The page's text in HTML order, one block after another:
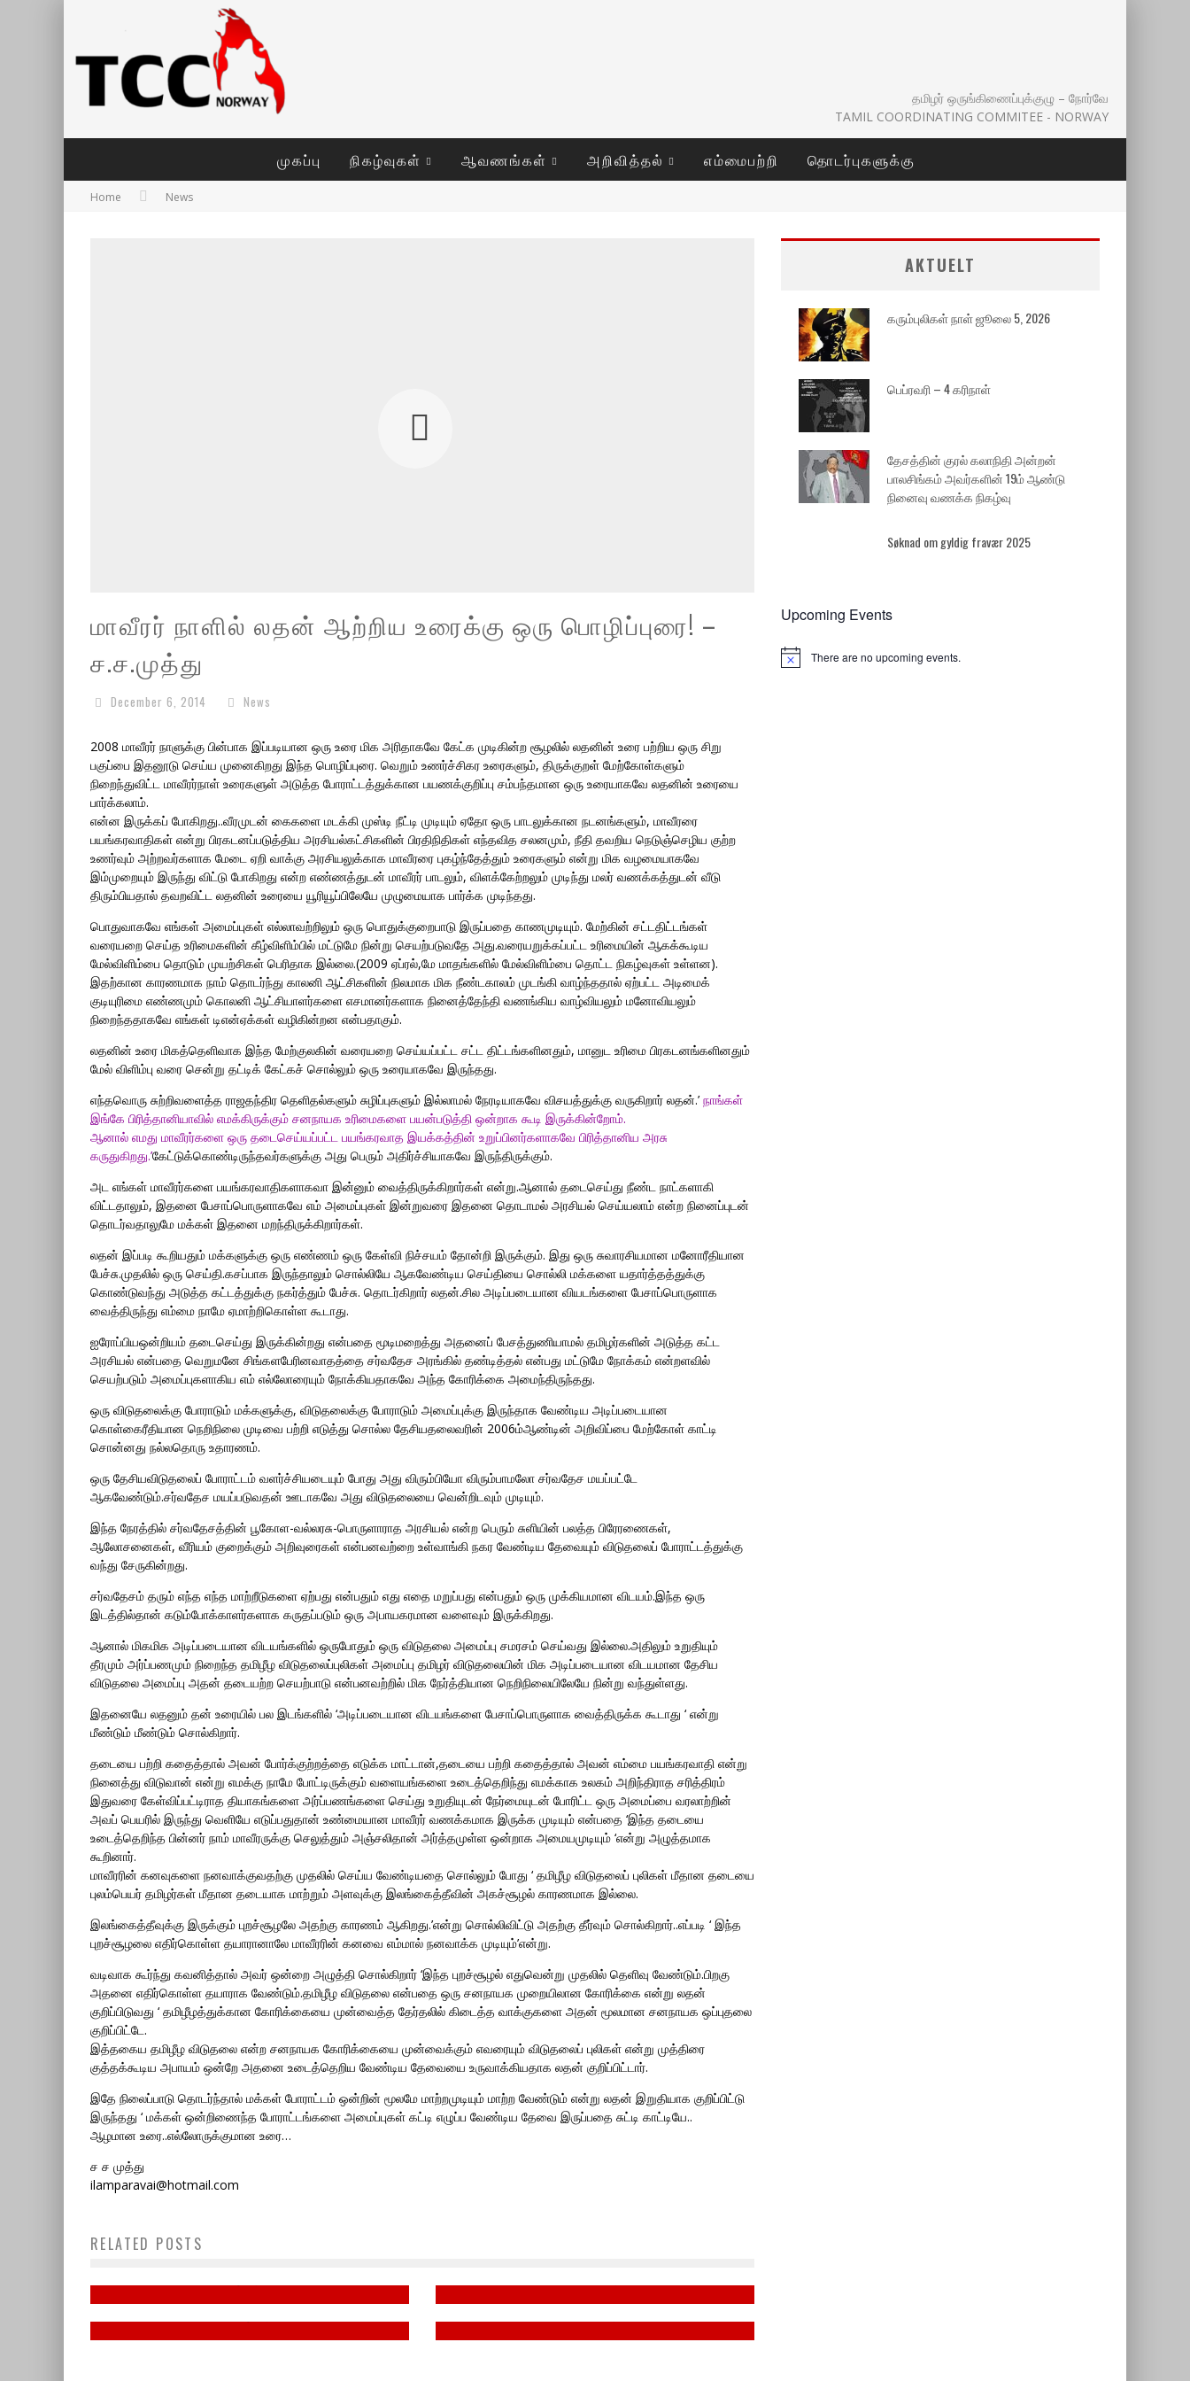
தமிழர் ஒருங்கிணைப்புக்குழு – நோர்வே
TAMIL COORDINATING COMMITEE - NORWAY
முகப்பு நிகழ்வுகள் ஆவணங்கள் அறிவித்தல் எம்மைபற்றி தொடர்புகளுக்கு
Home News
மாவீரர் நாளில் லதன் ஆற்றிய உரைக்கு ஒரு பொழிப்புரை! –
ச.ச.முத்து
December 6, 2014 News
2008 மாவீரர் நாளுக்கு பின்பாக இப்படியான ஒரு உரை மிக அரிதாகவே கேட்க முடிகின்ற சூழலில் லதனின் உரை பற்றிய ஒரு சிறு
பகுப்பை இதனூடு செய்ய முனைகிறது இந்த பொழிப்புரை. வெறும் உணர்ச்சிகர உரைகளும், திருக்குறள் மேற்கோள்களும்
நிறைந்துவிட்ட மாவீரர்நாள் உரைகளுள் அடுத்த போராட்டத்துக்கான பயணக்குறிப்பு சம்பந்தமான ஒரு உரையாகவே லதனின் உரையை
பார்க்கலாம்.
என்ன இருக்கப் போகிறது..வீரமுடன் கைகளை மடக்கி முஸ்டி நீட்டி முடியும் ஏதோ ஒரு பாடலுக்கான நடனங்களும், மாவீரரை
பயங்கரவாதிகள் என்று பிரகடனப்படுத்திய அரசியல்கட்சிகளின் பிரதிநிதிகள் எந்தவித சலனமும், நீதி தவறிய நெடுஞ்செழிய குற்ற
உணர்வும் அற்றவர்களாக மேடை ஏறி வாக்கு அரசியலுக்காக மாவீரரை புகழ்ந்தேத்தும் உரைகளும் என்று மிக வழமையாகவே
இம்முறையும் இருந்து விட்டு போகிறது என்ற எண்ணத்துடன் மாவீரர் பாடலும், விளக்கேற்றலும் முடிந்து மலர் வணக்கத்துடன் வீடு
திரும்பியதால் தவறவிட்ட லதனின் உரையை யூரியூப்பிலேயே முழுமையாக பார்க்க முடிந்தது.
பொதுவாகவே எங்கள் அமைப்புகள் எல்லாவற்றிலும் ஒரு பொதுக்குறைபாடு இருப்பதை காணமுடியும். மேற்கின் சட்டதிட்டங்கள்
வரையறை செய்த உரிமைகளின் கீழ்விளிம்பில் மட்டுமே நின்று செயற்படுவதே அது.வரையறுக்கப்பட்ட உரிமையின் ஆகக்கூடிய
மேல்விளிம்பை தொடும் முயற்சிகள் பெரிதாக இல்லை.(2009 ஏப்ரல்,மே மாதங்களில் மேல்விளிம்பை தொட்ட நிகழ்வுகள் உள்ளன).
இதற்கான காரணமாக நாம் தொடர்ந்து காலனி ஆட்சிகளின் நிலமாக மிக நீண்டகாலம் முடங்கி வாழ்ந்ததால் ஏற்பட்ட அடிமைக்
குடியுரிமை எண்ணமும் கொலனி ஆட்சியாளர்களை எசமானர்களாக நினைத்தேந்தி வணங்கிய வாழ்வியலும் மனோவியலும்
நிறைந்ததாகவே எங்கள் டிஎன்ஏக்கள் வழிகின்றன என்பதாகும்.
லதனின் உரை மிகத்தெளிவாக இந்த மேற்குலகின் வரையறை செய்யப்பட்ட சட்ட திட்டங்களினதும், மானுட உரிமை பிரகடனங்களினதும்
மேல் விளிம்பு வரை சென்று தட்டிக் கேட்கச் சொல்லும் ஒரு உரையாகவே இருந்தது.
எந்தவொரு சுற்றிவளைத்த ராஜதந்திர தெளிதல்களும் சுழிப்புகளும் இல்லாமல் நேரடியாகவே விசயத்துக்கு வருகிறார் லதன்.’ நாங்கள்
இங்கே பிரித்தானியாவில் எமக்கிருக்கும் சனநாயக உரிமைகளை பயன்படுத்தி ஒன்றாக கூடி இருக்கின்றோம்.
ஆனால் எமது மாவீரர்களை ஒரு தடைசெய்யப்பட்ட பயங்கரவாத இயக்கத்தின் உறுப்பினர்களாகவே பிரித்தானிய அரசு
கருதுகிறது.’கேட்டுக்கொண்டிருந்தவர்களுக்கு அது பெரும் அதிர்ச்சியாகவே இருந்திருக்கும்.
அட எங்கள் மாவீரர்களை பயங்கரவாதிகளாகவா இன்னும் வைத்திருக்கிறார்கள் என்று.ஆனால் தடைசெய்து நீண்ட நாட்களாகி
விட்டதாலும், இதனை பேசாப்பொருளாகவே எம் அமைப்புகள் இன்றுவரை இதனை தொடாமல் அரசியல் செய்யலாம் என்ற நினைப்புடன்
தொடர்வதாலுமே மக்கள் இதனை மறந்திருக்கிறார்கள்.
லதன் இப்படி கூறியதும் மக்களுக்கு ஒரு எண்ணம் ஒரு கேள்வி நிச்சயம் தோன்றி இருக்கும். இது ஒரு சுவாரசியமான மனோரீதியான
பேச்சு.முதலில் ஒரு செய்தி.கசப்பாக இருந்தாலும் சொல்லியே ஆகவேண்டிய செய்தியை சொல்லி மக்களை யதார்த்தத்துக்கு
கொண்டுவந்து அடுத்த கட்டத்துக்கு நகர்த்தும் பேச்சு. தொடர்கிறார் லதன்.சில அடிப்படையான வியடங்களை பேசாப்பொருளாக
வைத்திருந்து எம்மை நாமே ஏமாற்றிகொள்ள கூடாது.
ஐரோப்பியஒன்றியம் தடைசெய்து இருக்கின்றது என்பதை மூடிமறைத்து அதனைப் பேசத்துணியாமல் தமிழர்களின் அடுத்த கட்ட
அரசியல் என்பதை வெறுமனே சிங்களபேரினவாதத்தை சர்வதேச அரங்கில் தண்டித்தல் என்பது மட்டுமே நோக்கம் என்றளவில்
செயற்படும் அமைப்புகளாகிய எம் எல்லோரையும் நோக்கியதாகவே அந்த கோரிக்கை அமைந்திருந்தது.
ஒரு விடுதலைக்கு போராடும் மக்களுக்கு, விடுதலைக்கு போராடும் அமைப்புக்கு இருந்தாக வேண்டிய அடிப்படையான
கொள்கைரீதியான நெறிநிலை முடிவை பற்றி எடுத்து சொல்ல தேசியதலைவரின் 2006ம்ஆண்டின் அறிவிப்பை மேற்கோள் காட்டி
சொன்னது நல்லதொரு உதாரணம்.
ஒரு தேசியவிடுதலைப் போராட்டம் வளர்ச்சியடையும் போது அது விரும்பியோ விரும்பாமலோ சர்வதேச மயப்பட்டே
ஆகவேண்டும்.சர்வதேச மயப்படுவதன் ஊடாகவே அது விடுதலையை வென்றிடவும் முடியும்.
இந்த நேரத்தில் சர்வதேசத்தின் பூகோள-வல்லரசு-பொருளாராத அரசியல் என்ற பெரும் சுளியின் பலத்த பிரேரணைகள்,
ஆலோசனைகள், வீரியம் குறைக்கும் அறிவுரைகள் என்பனவற்றை உள்வாங்கி நகர வேண்டிய தேவையும் விடுதலைப் போராட்டத்துக்கு
வந்து சேருகின்றது.
சர்வதேசம் தரும் எந்த எந்த மாற்றீடுகளை ஏற்பது என்பதும் எது எதை மறுப்பது என்பதும் ஒரு முக்கியமான விடயம்.இந்த ஒரு
இடத்தில்தான் கடும்போக்காளர்களாக கருதப்படும் ஒரு அபாயகரமான வளைவும் இருக்கிறது.
ஆனால் மிகமிக அடிப்படையான விடயங்களில் ஒருபோதும் ஒரு விடுதலை அமைப்பு சமரசம் செய்வது இல்லை.அதிலும் உறுதியும்
தீரமும் அர்ப்பணமும் நிறைந்த தமிழீழ விடுதலைப்புலிகள் அமைப்பு தமிழர் விடுதலையின் மிக அடிப்படையான விடயமான தேசிய
விடுதலை அமைப்பு அதன் தடையற்ற செயற்பாடு என்பனவற்றில் மிக நேர்த்தியான நெறிநிலையிலேயே நின்று வந்துள்ளது.
இதனையே லதனும் தன் உரையில் பல இடங்களில் ‘அடிப்படையான விடயங்களை பேசாப்பொருளாக வைத்திருக்க கூடாது ‘ என்று
மீண்டும் மீண்டும் சொல்கிறார்.
தடையை பற்றி கதைத்தால் அவன் போர்க்குற்றத்தை எடுக்க மாட்டான்,தடையை பற்றி கதைத்தால் அவன் எம்மை பயங்கரவாதி என்று
நினைத்து விடுவான் என்று எமக்கு நாமே போட்டிருக்கும் வளையங்களை உடைத்தெறிந்து எமக்காக உலகம் அறிந்திராத சரித்திரம்
இதுவரை கேள்விப்பட்டிராத தியாகங்களை அர்ப்பணங்களை செய்து உறுதியுடன் நேர்மையுடன் போரிட்ட ஒரு அமைப்பை வரலாற்றின்
அவப் பெயரில் இருந்து வெளியே எடுப்பதுதான் உண்மையான மாவீரர் வணக்கமாக இருக்க முடியும் என்பதை ‘இந்த தடையை
உடைத்தெறிந்த பின்னர் நாம் மாவீரருக்கு செலுத்தும் அஞ்சலிதான் அர்த்தமுள்ள ஒன்றாக அமையமுடியும் ‘என்று அழுத்தமாக
கூறினார்.
மாவீரரின் கனவுகளை நனவாக்குவதற்கு முதலில் செய்ய வேண்டியதை சொல்லும் போது ‘ தமிழீழ விடுதலைப் புலிகள் மீதான தடையை
புலம்பெயர் தமிழர்கள் மீதான தடையாக மாற்றும் அளவுக்கு இலங்கைத்தீவின் அகச்சூழல் காரணமாக இல்லை.
இலங்கைத்தீவுக்கு இருக்கும் புறச்சூழலே அதற்கு காரணம் ஆகிறது.’என்று சொல்லிவிட்டு அதற்கு தீர்வும் சொல்கிறார்..எப்படி ‘ இந்த
புறச்சூழலை எதிர்கொள்ள தயாரானாலே மாவீரரின் கனவை எம்மால் நனவாக்க முடியும்’என்று.
வடிவாக கூர்ந்து கவனித்தால் அவர் ஒன்றை அழுத்தி சொல்கிறார் ‘இந்த புறச்சூழல் எதுவென்று முதலில் தெளிவு வேண்டும்.பிறகு
அதனை எதிர்கொள்ள தயாராக வேண்டும்.தமிழீழ விடுதலை என்பதை ஒரு சனநாயக முறையிலான கோரிக்கை என்று லதன்
குறிப்பிடுவது ‘ தமிழீழத்துக்கான கோரிக்கையை முன்வைத்த தேர்தலில் கிடைத்த வாக்குகளை அதன் மூலமான சனநாயக ஒப்புதலை
குறிப்பிட்டே.
இத்தகைய தமிழீழ விடுதலை என்ற சனநாயக கோரிக்கையை முன்வைக்கும் எவரையும் விடுதலைப் புலிகள் என்று முத்திரை
குத்தக்கூடிய அபாயம் ஒன்றே அதனை உடைத்தெறிய வேண்டிய தேவையை உருவாக்கியதாக லதன் குறிப்பிட்டார்.
இதே நிலைப்பாடு தொடர்ந்தால் மக்கள் போராட்டம் ஒன்றின் மூலமே மாற்றமுடியும் மாற்ற வேண்டும் என்று லதன் இறுதியாக குறிப்பிட்டு
இருந்தது ‘ மக்கள் ஒன்றிணைந்த போராட்டங்களை அமைப்புகள் கட்டி எழுப்ப வேண்டிய தேவை இருப்பதை சுட்டி காட்டியே..
ஆழமான உரை..எல்லோருக்குமான உரை…
ச ச முத்து
ilamparavai@hotmail.com
RELATED POSTS
மே -18, தமிழின அழிப்பு நாள்
13வது சட்டத் திருத்தத்தை
மீட்புப்போரை நிரந்தரமாகத்
தோற்கடிக்கும் பேராபத்தேயாகும்.
தழிழீழத் தேசிய மாவீரர் நாள் 2021
AKTUELT
கரும்புலிகள் நாள் ஜூலை 5, 2026
பெப்ரவரி – 4 கரிநாள்
தேசத்தின் குரல் கலாநிதி அன்றன்
பாலசிங்கம் அவர்களின் 19ம் ஆண்டு
நினைவு வணக்க நிகழ்வு
Søknad om gyldig fravær 2025
Upcoming Events
Notice There are no upcoming events.